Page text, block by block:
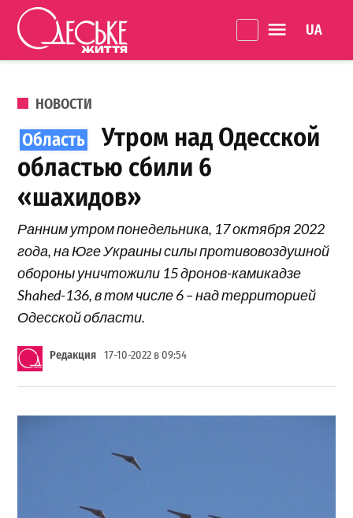
Перейти к содержанию
життя
ОПУБЛИКОВАНО В
НОВОСТИ
Утром над Одесской
областью сбили 6
«шахидов»
Ранним утром понедельника, 17 октября 2022
года, на Юге Украины силы противовоздушной
обороны уничтожили 15 дронов-камикадзе
Shahed-136, в том числе 6 – над территорией
Одесской области.
Редакция 17-10-2022 в 09:54